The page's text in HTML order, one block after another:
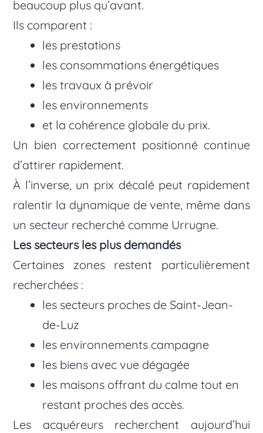
beaucoup plus qu’avant.
Ils comparent :
les prestations
les consommations énergétiques
les travaux à prévoir
les environnements
et la cohérence globale du prix.
Un bien correctement positionné continue
d’attirer rapidement.
À l’inverse, un prix décalé peut rapidement
ralentir la dynamique de vente, même dans
un secteur recherché comme Urrugne.
Les secteurs les plus demandés
Certaines zones restent particulièrement
recherchées :
les secteurs proches de Saint-Jean-
de-Luz
les environnements campagne
les biens avec vue dégagée
les maisons offrant du calme tout en
restant proches des accès.
Les acquéreurs recherchent aujourd’hui